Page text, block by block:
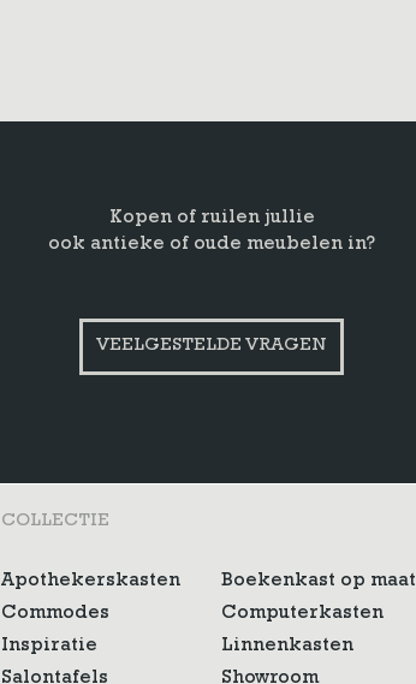
Kopen of ruilen jullie
ook antieke of oude meubelen in?
VEELGESTELDE VRAGEN
COLLECTIE
Apothekerskasten Boekenkast op maat
Commodes
Computerkasten
Inspiratie
Linnenkasten
Salontafels
Showroom